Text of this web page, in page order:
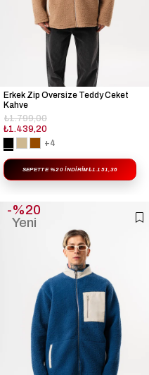
Erkek Zip Oversize Teddy Ceket
Kahve
₺1.439,20
₺1.799,00
+4
SEPETTE %20 İNDIRIM₺1.151,36
%20
Yeni